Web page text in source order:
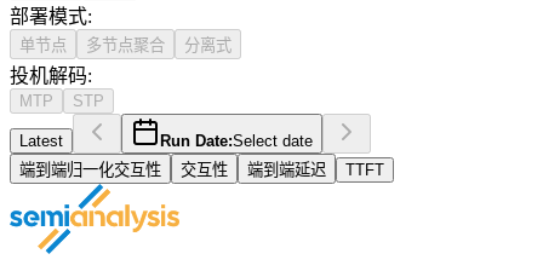
部署模式:
单节点 多节点聚合 分离式
投机解码:
MTP STP
Latest Run Date:Select date
端到端归一化交互性
交互性 端到端延迟 TTFT